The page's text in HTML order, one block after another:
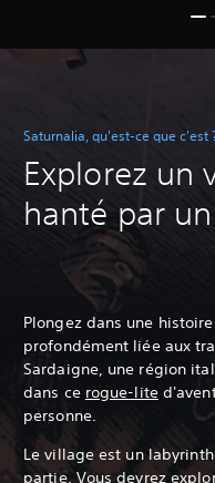
Saturnalia, qu'est-ce que c'est
Explorez un
hanté par
Plongez dans une
profondément liée aux
Sardaigne, une région
dans ce rogue-lite
personne.
Le village est un
partie. Vous devrez